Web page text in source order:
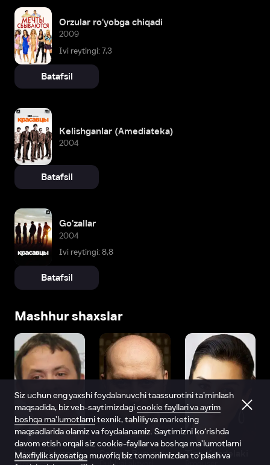
Orzular ro'yobga chiqadi
2009
Ivi reytingi: 7,3
Batafsil
Kelishganlar (Amediateka)
2004
Batafsil
Go'zallar
2004
Ivi reytingi: 8,8
Batafsil
Mashhur shaxslar
Vitaliy Shlyappo Sergey Burunov Tina Kandelaki
Siz uchun eng yaxshi foydalanuvchi taassurotini ta’minlash
maqsadida, biz veb-saytimizdagicookie fayllari va ayrim
boshqa ma’lumotlarnitexnik, tahliliy va marketing
maqsadlarida olamiz va foydalanamiz. Saytimizni ko‘rishda
davom etish orqali siz cookie-fayllar va boshqa ma’lumotlarni
Maxfiylik siyosatiga muvofiq biz tomonimizdan to‘plash va